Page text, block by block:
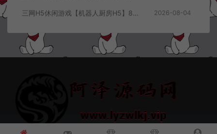
三网H5休闲游戏【机器人厨房H5】8月最新整理Linux手工服务端+Win一键服务端+解压即玩+简易安卓客户端+详细搭建教程 2026-08-04
© 2021~2026 阿泽源码网 www.lyzwlkj.vip 冷雨泽
豫